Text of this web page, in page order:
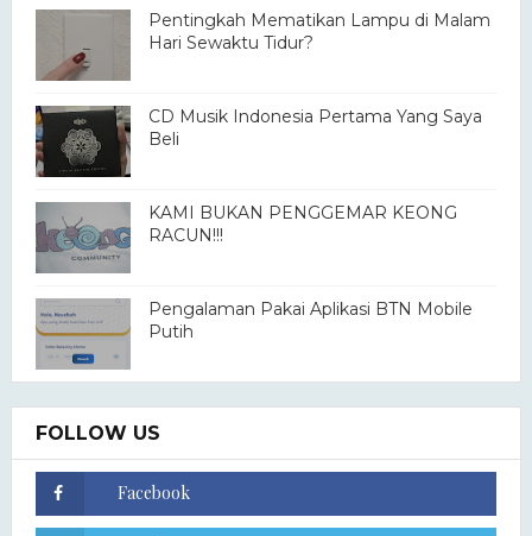
Pentingkah Mematikan Lampu di Malam
Hari Sewaktu Tidur?
CD Musik Indonesia Pertama Yang Saya
Beli
KAMI BUKAN PENGGEMAR KEONG
RACUN!!!
Pengalaman Pakai Aplikasi BTN Mobile
Putih
FOLLOW US